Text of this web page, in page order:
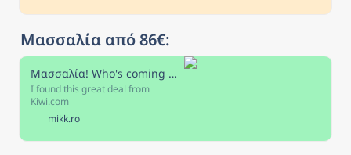
Μασσαλία από 86€:
Μασσαλία! Who's coming with me?
I found this great deal from
Kiwi.com
mikk.ro